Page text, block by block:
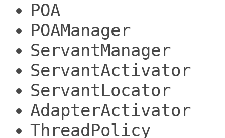
POA
POAManager
ServantManager
ServantActivator
ServantLocator
AdapterActivator
ThreadPolicy